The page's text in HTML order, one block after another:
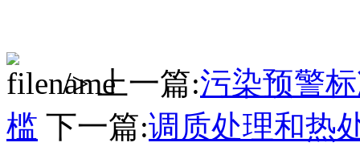
/> 上一篇:污染预警
槛 下一篇:调质处理和热